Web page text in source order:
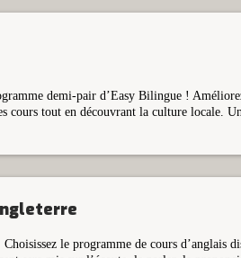
demi-pair d’Easy Bilingue !
cours tout en découvrant la culture locale.
le programme de cours d’anglais